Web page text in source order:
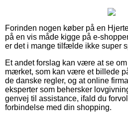
Forinden nogen køber på en
på en vis måde kigge på e-
er det i mange tilfælde ikke super
Et andet forslag kan være at se
mærket, som kan være et billede
de danske regler, og at online
eksperter som behersker
genvej til assistance, ifald du
forbindelse med din shopping.